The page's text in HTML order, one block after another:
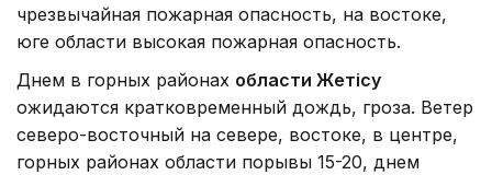
чрезвычайная пожарная опасность, на востоке,
юге области высокая пожарная опасность.
Днем в горных районах области Жетісу
ожидаются кратковременный дождь, гроза. Ветер
северо-восточный на севере, востоке, в центре,
горных районах области порывы 15-20, днем